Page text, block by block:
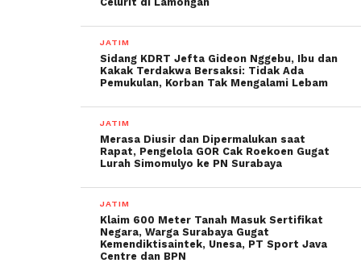
JATIM
Sidang KDRT Jefta Gideon Nggebu, Ibu dan
Kakak Terdakwa Bersaksi: Tidak Ada
Pemukulan, Korban Tak Mengalami Lebam
JATIM
Merasa Diusir dan Dipermalukan saat
Rapat, Pengelola GOR Cak Roekoen Gugat
Lurah Simomulyo ke PN Surabaya
JATIM
Klaim 600 Meter Tanah Masuk Sertifikat
Negara, Warga Surabaya Gugat
Kemendiktisaintek, Unesa, PT Sport Java
Centre dan BPN